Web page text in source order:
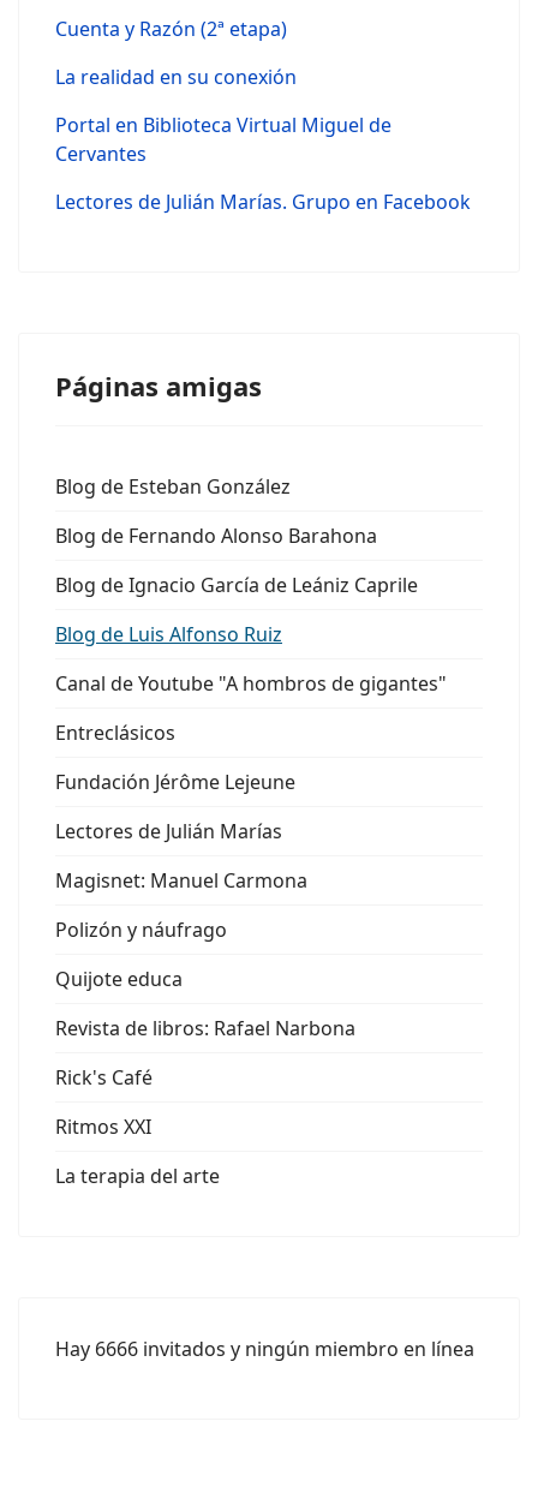
Cuenta y Razón (2ª etapa)
La realidad en su conexión
Portal en Biblioteca Virtual Miguel de
Cervantes
Lectores de Julián Marías. Grupo en Facebook
Páginas amigas
Blog de Esteban González
Blog de Fernando Alonso Barahona
Blog de Ignacio García de Leániz Caprile
Blog de Luis Alfonso Ruiz
Canal de Youtube "A hombros de gigantes"
Entreclásicos
Fundación Jérôme Lejeune
Lectores de Julián Marías
Magisnet: Manuel Carmona
Polizón y náufrago
Quijote educa
Revista de libros: Rafael Narbona
Rick's Café
Ritmos XXI
La terapia del arte
Hay 6666 invitados y ningún miembro en línea